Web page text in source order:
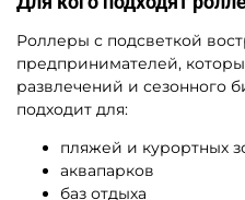
A-101101 Гидророллер
«Радуга», ПВХ,
трёхместный, 2,4×2,2×2,2 м